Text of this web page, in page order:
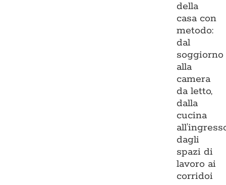
della
casa con
metodo:
dal
soggiorno
alla
camera
da letto,
dalla
cucina
dagli
spazi di
lavoro ai
corridoi